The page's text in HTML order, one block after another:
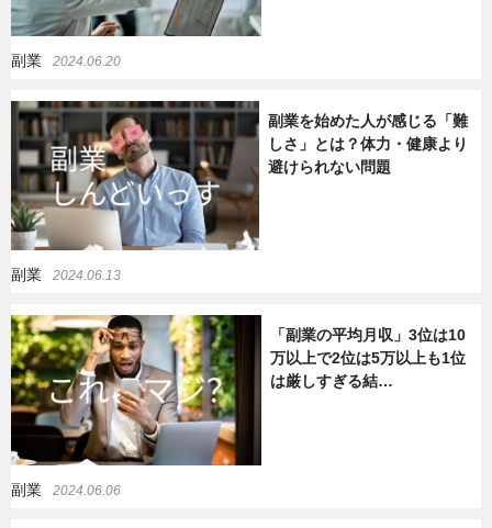
副業
グルメ
暮らし
副業 2024.06.20
副業を始めた人が感じる「難
しさ」とは？体力・健康より
避けられない問題
副業 2024.06.13
「副業の平均月収」3位は10
万以上で2位は5万以上も1位
は厳しすぎる結…
副業 2024.06.06